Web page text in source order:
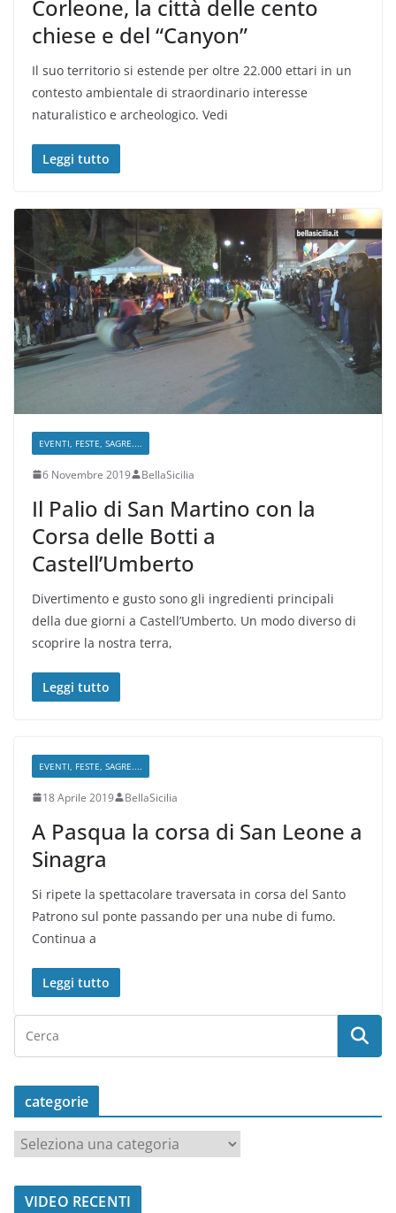
Corleone, la città delle cento
chiese e del “Canyon”
Il suo territorio si estende per oltre 22.000 ettari in un
contesto ambientale di straordinario interesse
naturalistico e archeologico. Vedi
Leggi tutto
EVENTI, FESTE, SAGRE....
6 Novembre 2019 BellaSicilia
Il Palio di San Martino con la
Corsa delle Botti a
Castell’Umberto
Divertimento e gusto sono gli ingredienti principali
della due giorni a Castell’Umberto. Un modo diverso di
scoprire la nostra terra,
Leggi tutto
EVENTI, FESTE, SAGRE....
18 Aprile 2019 BellaSicilia
A Pasqua la corsa di San Leone a
Sinagra
Si ripete la spettacolare traversata in corsa del Santo
Patrono sul ponte passando per una nube di fumo.
Continua a
Leggi tutto
categorie
a
t
VIDEO RECENTI